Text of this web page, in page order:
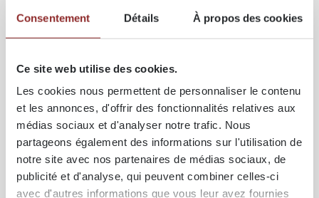
Consentement Détails À propos des cookies
Ce site web utilise des cookies.
Les cookies nous permettent de personnaliser le contenu
et les annonces, d'offrir des fonctionnalités relatives aux
médias sociaux et d'analyser notre trafic. Nous
partageons également des informations sur l'utilisation de
notre site avec nos partenaires de médias sociaux, de
publicité et d'analyse, qui peuvent combiner celles-ci
avec d'autres informations que vous leur avez fournies
Essence & origine
Essence :Pin Sylvestre / Sapin Rouge du Nord –Pinus
sylvestris
Origine :Norvège, Suède, Finlande, Lettonie, Estonie,
Lituanie, Allemagne, Pologne
Propriétés physiques
Masse volumique :320–800 kg/m³ (moyenne ± 500
kg/m³)